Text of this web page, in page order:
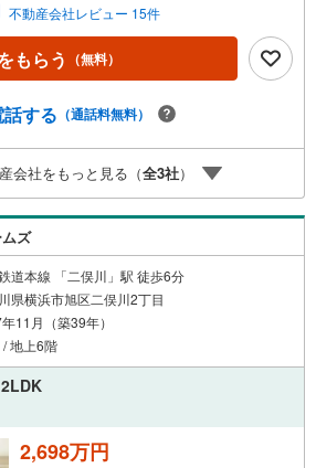
IDでログインしてください。※PayPayボー
金と譲渡はできません。ご案内・詳細な資
気軽にどうぞ♪お電話でのお問い合わせも
不動産会社レビュー 15件
もらう （無料）
話する （通話料無料）
会社をもっと見る（全3社）
ズ
道本線 「二俣川」駅 徒歩6分
県横浜市旭区二俣川2丁目
11月（築39年）
地上6階
2,698万円